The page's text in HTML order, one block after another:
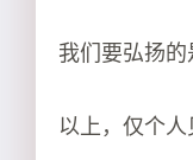
我们要弘扬的
以上，仅个人